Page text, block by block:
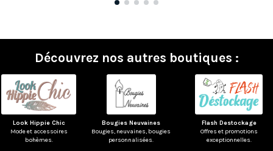
Découvrez nos autres boutiques :
Look Hippie Chic
Mode et accessoires
bohèmes.
Bougies Neuvaines
Bougies, neuvaines, bougies
personnalisées.
Flash Destockage
Offres et promotions
exceptionnelles.